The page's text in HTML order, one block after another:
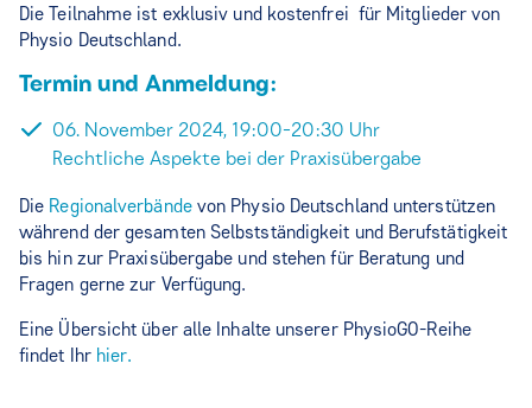
Die Teilnahme ist exklusiv und kostenfrei für Mitglieder von
Physio Deutschland.
Termin und Anmeldung:
06. November 2024, 19:00-20:30 Uhr
Rechtliche Aspekte bei der Praxisübergabe
Die Regionalverbände von Physio Deutschland unterstützen
während der gesamten Selbstständigkeit und Berufstätigkeit
bis hin zur Praxisübergabe und stehen für Beratung und
Fragen gerne zur Verfügung.
Eine Übersicht über alle Inhalte unserer PhysioGO-Reihe
findet Ihr hier.